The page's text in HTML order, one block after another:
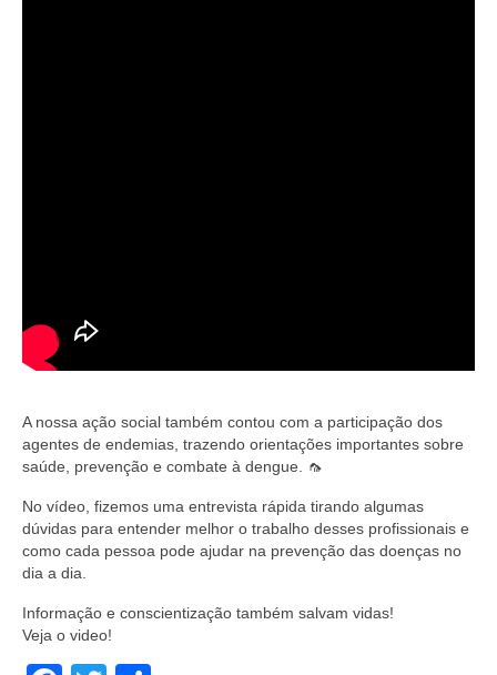
A nossa ação social também contou com a participação dos
agentes de endemias, trazendo orientações importantes sobre
saúde, prevenção e combate à dengue. 🦟
No vídeo, fizemos uma entrevista rápida tirando algumas
dúvidas para entender melhor o trabalho desses profissionais e
como cada pessoa pode ajudar na prevenção das doenças no
dia a dia.
Informação e conscientização também salvam vidas!
Veja o video!